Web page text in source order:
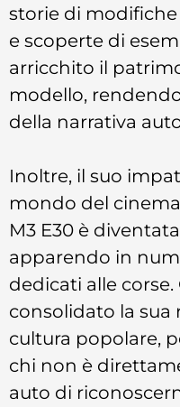
storie di
e scoperte di
arricchito il
modello,
della narrativa
Inoltre, il suo
mondo del
M3 E30 è
apparendo in
dedicati alle
consolidato la sua
cultura popolare,
chi non è
auto di